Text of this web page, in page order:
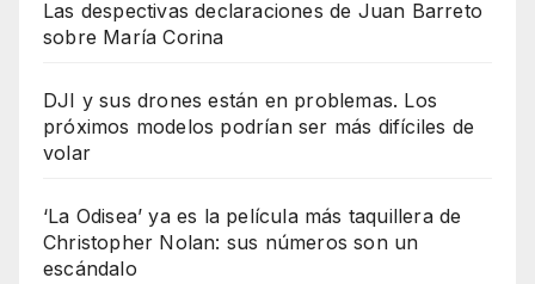
Las despectivas declaraciones de Juan Barreto
sobre María Corina
DJI y sus drones están en problemas. Los
próximos modelos podrían ser más difíciles de
volar
‘La Odisea’ ya es la película más taquillera de
Christopher Nolan: sus números son un
escándalo